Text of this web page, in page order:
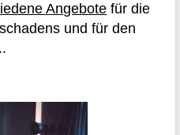
Angebote für die
und für den